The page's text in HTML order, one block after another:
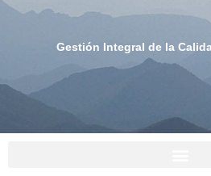
Gestión Integral de la